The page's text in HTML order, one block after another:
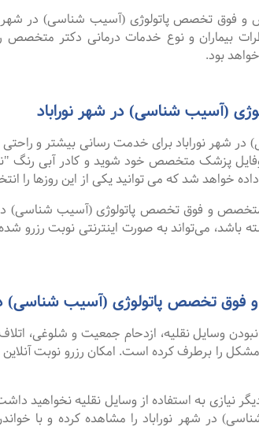
فوق تخصص پاتولوژی (آسیب شناسی) در شهر
بیماران و نوع خدمات درمانی دکتر متخصص
بود.
(آسیب شناسی) در شهر نوراباد
نوراباد برای خدمت رسانی بیشتر و راحتی
پزشک متخصص خود شوید و کادر آبی رنگ
خواهد شد که می توانید یکی از این روزها را
صورت آنلاین از متخصص و فوق تخصص پاتولوژی (آسیب
باشد، می‌تواند به صورت اینترنتی نوبت رزرو
فوق تخصص پاتولوژی (آسیب شناسی)
وسایل نقلیه، ازدحام جمعیت و شلوغی،
به استفاده از وسایل نقلیه نخواهید داشت.
شهر نوراباد را مشاهده کرده و با